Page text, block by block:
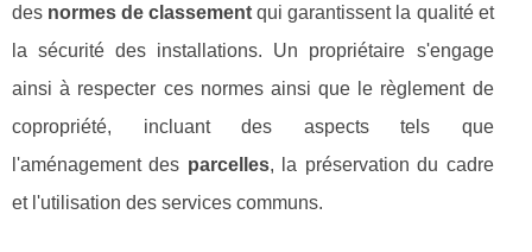
des normes de classement qui garantissent la qualité et
la sécurité des installations. Un propriétaire s'engage
ainsi à respecter ces normes ainsi que le règlement de
copropriété, incluant des aspects tels que
l'aménagement des parcelles, la préservation du cadre
et l'utilisation des services communs.